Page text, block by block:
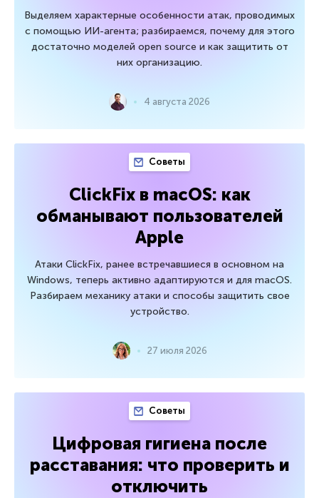
Выделяем характерные особенности атак, проводимых
с помощью ИИ-агента; разбираемся, почему для этого
достаточно моделей open source и как защитить от
них организацию.
4 августа 2026
Советы
ClickFix в macOS: как
обманывают пользователей
Apple
Атаки ClickFix, ранее встречавшиеся в основном на
Windows, теперь активно адаптируются и для macOS.
Разбираем механику атаки и способы защитить свое
устройство.
27 июля 2026
Советы
Цифровая гигиена после
расставания: что проверить и
отключить